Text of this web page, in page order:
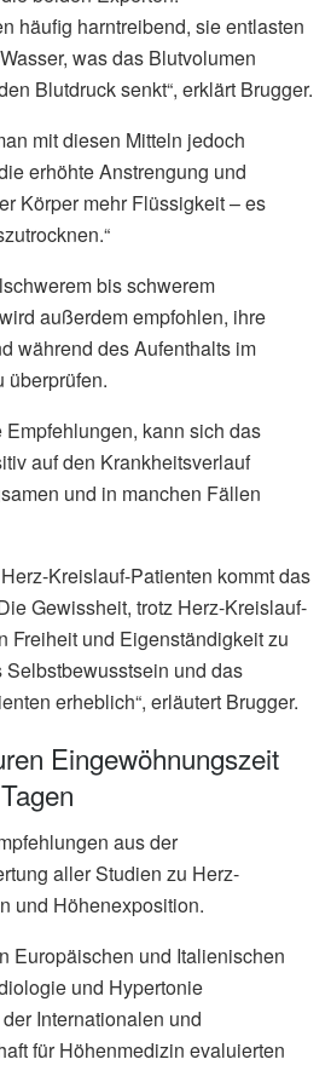
häufig harntreibend, sie entlasten
was das Blutvolumen
Blutdruck senkt“, erklärt Brugger.
mit diesen Mitteln jedoch
erhöhte Anstrengung und
Körper mehr Flüssigkeit – es
bis schwerem
außerdem empfohlen, ihre
während des Aufenthalts im
überprüfen.
kann sich das
auf den Krankheitsverlauf
und in manchen Fällen
Kreislauf-Patienten kommt das
Gewissheit, trotz Herz-Kreislauf-
Freiheit und Eigenständigkeit zu
und das
erheblich“, erläutert Brugger.
Eingewöhnungszeit
aus der
aller Studien zu Herz-
und Höhenexposition.
Europäischen und Italienischen
und Hypertonie
Internationalen und
für Höhenmedizin evaluierten